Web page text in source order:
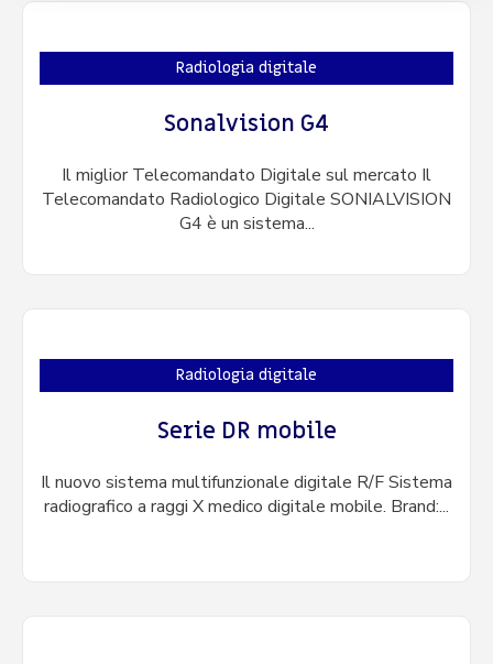
Radiologia digitale
Sonalvision G4
Il miglior Telecomandato Digitale sul mercato Il
Telecomandato Radiologico Digitale SONIALVISION
G4 è un sistema...
Radiologia digitale
Serie DR mobile
Il nuovo sistema multifunzionale digitale R/F Sistema
radiografico a raggi X medico digitale mobile. Brand:...